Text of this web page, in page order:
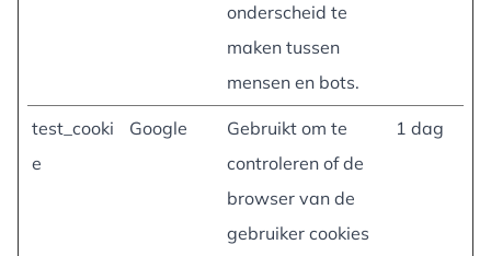
onderscheid te
maken tussen
mensen en bots.
test_cooki
e
Google
Gebruikt om te
controleren of de
browser van de
gebruiker cookies
1 dag